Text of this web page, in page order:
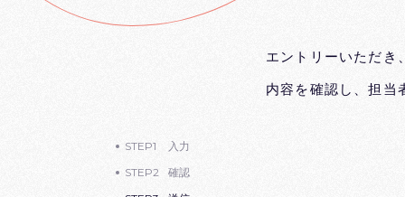
STEP1
入力
STEP2
確認
エントリーいただき
内容を確認し、担当